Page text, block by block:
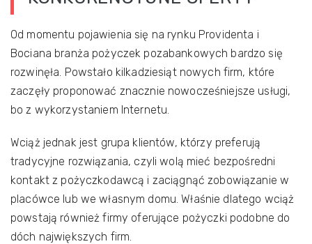
Od momentu pojawienia się na rynku Providenta i
Bociana branża pożyczek pozabankowych bardzo się
rozwinęła. Powstało kilkadziesiąt nowych firm, które
zaczęły proponować znacznie nowocześniejsze usługi,
bo z wykorzystaniem Internetu.
Wciąż jednak jest grupa klientów, którzy preferują
tradycyjne rozwiązania, czyli wolą mieć bezpośredni
kontakt z pożyczkodawcą i zaciągnąć zobowiązanie w
placówce lub we własnym domu. Właśnie dlatego wciąż
powstają również firmy oferujące pożyczki podobne do
dóch największych firm.